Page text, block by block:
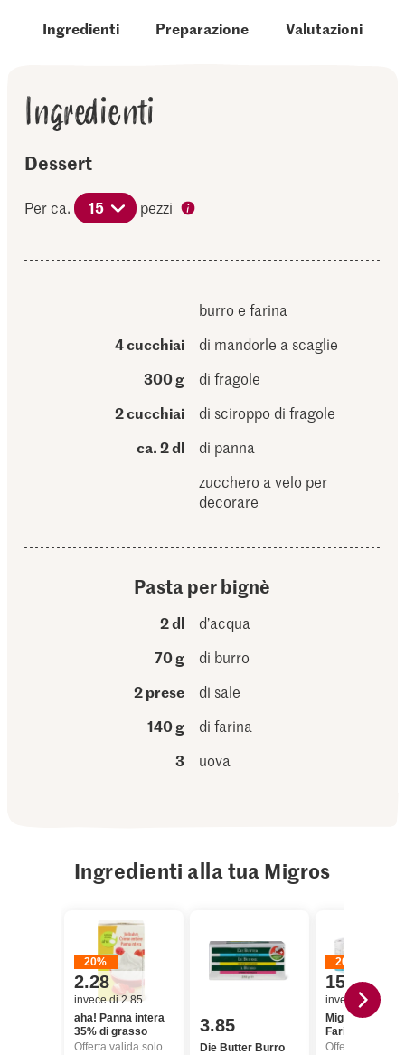
Ingredienti Preparazione Valutazioni
Ingredienti
Dessert
Per ca. 15 pezzi
burro e farina
4 cucchiai
di mandorle a scaglie
300 g
di fragole
2 cucchiai
di sciroppo di fragole
ca. 2 dl
di panna
zucchero a velo per
decorare
Pasta per bignè
2 dl
d’acqua
70 g
di burro
2 prese
di sale
140 g
di farina
3
uova
Ingredienti alla tua Migros
20%
2.28
invece di 2.85
aha! Panna intera
35% di grasso
Offerta valida solo dal 6.8 al 12.8.2026, fino a esaurimento dello stock.
3.85
Die Butter Burro
20%
15.20
invece di 19.00
Migros IP-
Farina bianca